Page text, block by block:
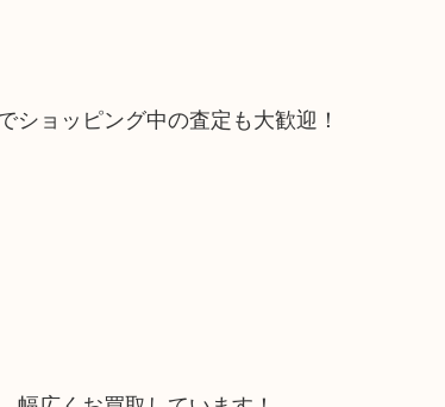
ショッピング中の査定も大歓迎！